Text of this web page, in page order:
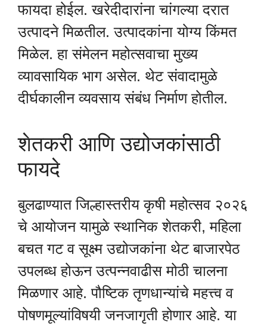
फायदा होईल. खरेदीदारांना चांगल्या दरात
उत्पादने मिळतील. उत्पादकांना योग्य किंमत
मिळेल. हा संमेलन महोत्सवाचा मुख्य
व्यावसायिक भाग असेल. थेट संवादामुळे
दीर्घकालीन व्यवसाय संबंध निर्माण होतील.
शेतकरी आणि उद्योजकांसाठी
फायदे
बुलढाण्यात जिल्हास्तरीय कृषी महोत्सव २०२६
चे आयोजन यामुळे स्थानिक शेतकरी, महिला
बचत गट व सूक्ष्म उद्योजकांना थेट बाजारपेठ
उपलब्ध होऊन उत्पन्नवाढीस मोठी चालना
मिळणार आहे. पौष्टिक तृणधान्यांचे महत्त्व व
पोषणमूल्यांविषयी जनजागृती होणार आहे. या